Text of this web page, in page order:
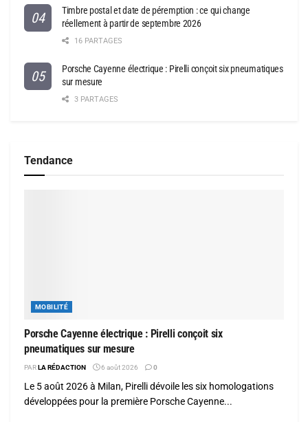
Timbre postal et date de péremption : ce qui change
réellement à partir de septembre 2026
16 PARTAGES
Porsche Cayenne électrique : Pirelli conçoit six pneumatiques
sur mesure
3 PARTAGES
Tendance
MOBILITÉ
Porsche Cayenne électrique : Pirelli conçoit six
pneumatiques sur mesure
PARLA RÉDACTION 6 août 2026 0
Le 5 août 2026 à Milan, Pirelli dévoile les six homologations
développées pour la première Porsche Cayenne...